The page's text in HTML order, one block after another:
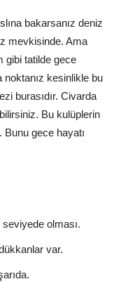
bakarsanız deniz
mevkisinde. Ama
gibi tatilde gece
noktanız kesinlikle bu
burasıdır. Civarda
Bu kulüplerin
Bunu gece hayatı
olması.
var.